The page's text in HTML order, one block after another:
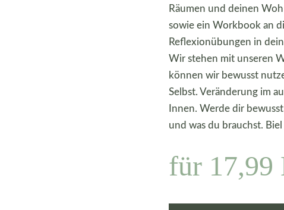
Räumen und deinen
sowie ein Workbook an
Reflexionübungen in
Wir stehen mit unseren
können wir bewusst
Selbst. Veränderung im
Innen. Werde dir
und was du brauchst.
für 17,99